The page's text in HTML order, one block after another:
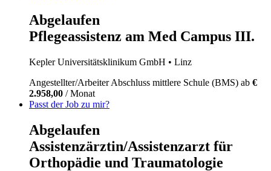
Abgelaufen
Pflegeassistenz am Med Campus III.
Kepler Universitätsklinikum GmbH • Linz
Angestellter/ArbeiterAbschluss mittlere Schule (BMS) ab €
2.958,00 / Monat
Passt der Job zu mir?
Abgelaufen
Assistenzärztin/Assistenzarzt für
Orthopädie und Traumatologie